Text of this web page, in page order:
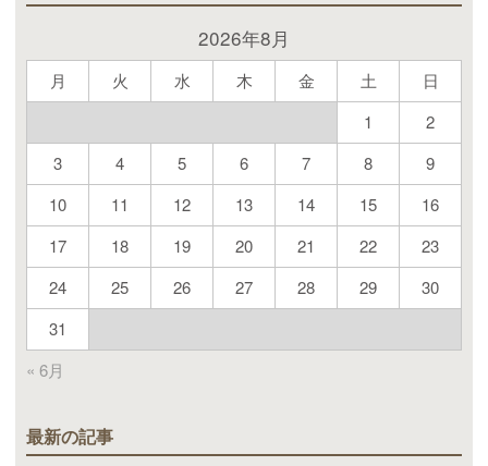
2026年8月
月 火 水 木 金 土 日
« 6月
1
2
3
4 5 6 7 8
9
10
11 12 13 14 15
16
17
18 19 20 21 22
23
24
25 26 27 28 29
30
31
最新の記事